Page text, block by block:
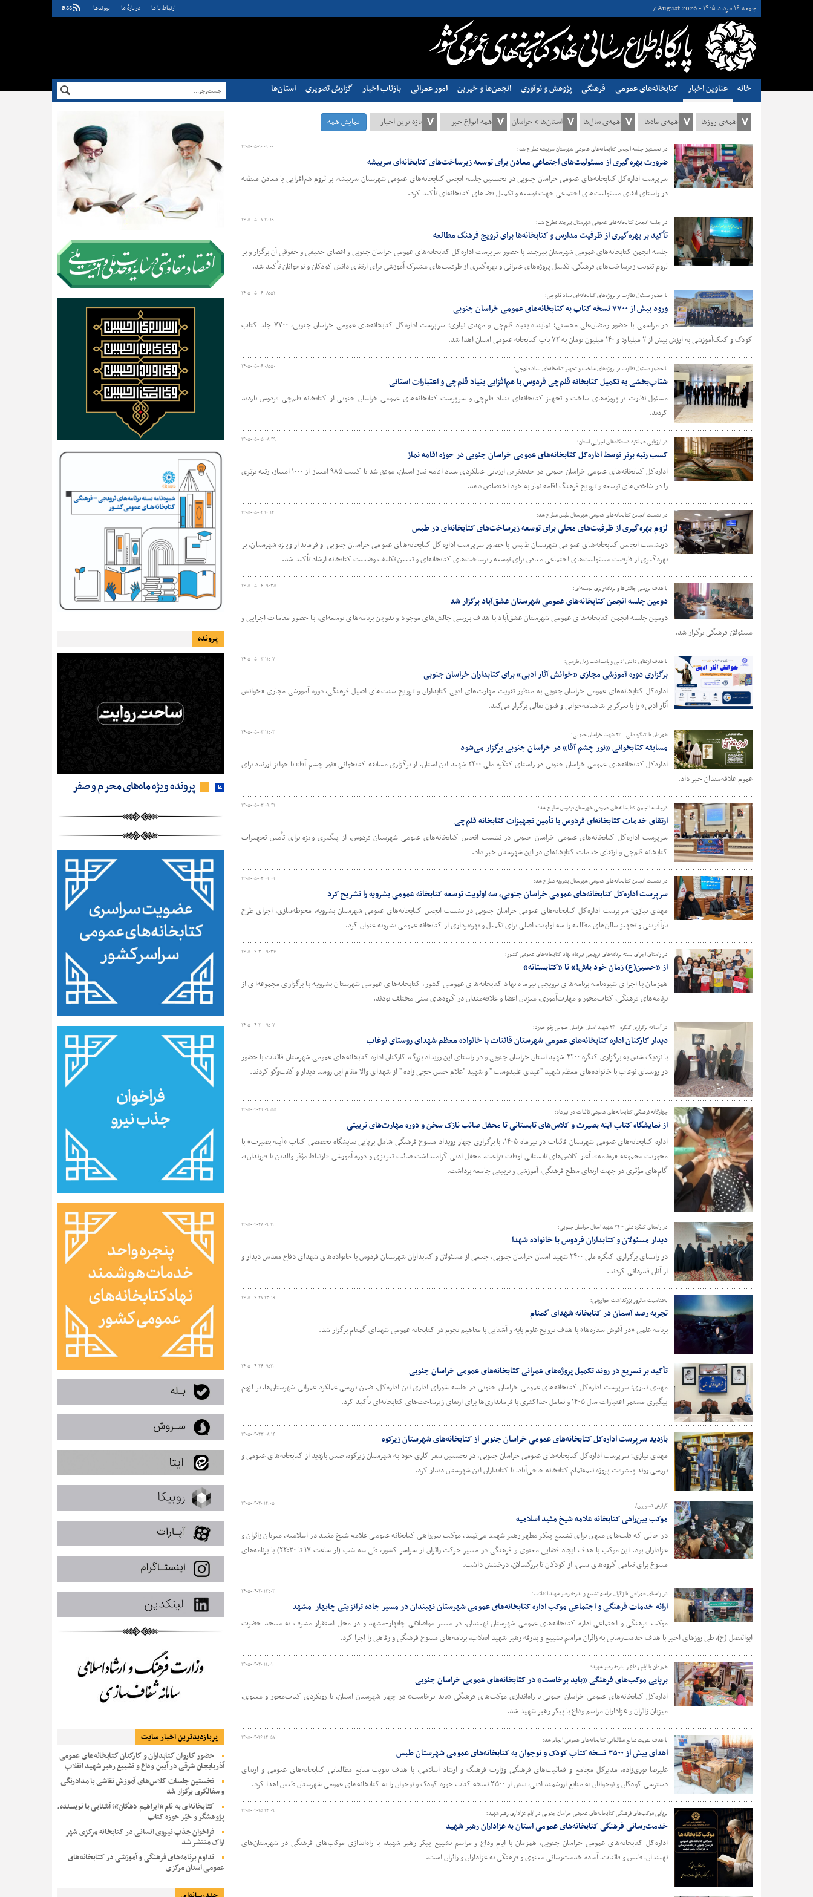
جمعه ۱۶ مرداد ۱۴۰۵ - 7 August 2026 ارتباط با ما دربارهٔ ما پيوندها RSS
خانه عناوین اخبار کتابخانه‌های عمومی فرهنگی پژوهش و نوآوری انجمن‌ها و خیرین امور عمرانی بازتاب اخبار گزارش تصویری استان‌ها
نمایش همه
۱۴۰۵-۰۵-۱۰ ۰۹:۰۰ در نخستین جلسه انجمن کتابخانه‌های عمومی شهرستان سربیشه مطرح شد؛
ضرورت بهره‌گیری از مسئولیت‌های اجتماعی معادن برای توسعه زیرساخت‌های کتابخانه‌ای سربیشه
سرپرست اداره‌کل کتابخانه‌های عمومی خراسان جنوبی در نخستین جلسه انجمن کتابخانه‌های عمومی شهرستان سربیشه، بر لزوم هم‌افزایی با معادن منطقه
در راستای ایفای مسئولیت‌های اجتماعی جهت توسعه و تکمیل فضاهای کتابخانه‌ای تأکید کرد.
۱۴۰۵-۰۵-۰۷ ۱۱:۱۹ در جلسه انجمن کتابخانه‌های عمومی شهرستان بیرجند مطرح شد؛
تأکید بر بهره‌گیری از ظرفیت مدارس و کتابخانه‌ها برای ترویج فرهنگ مطالعه
جلسه انجمن کتابخانه‌های عمومی شهرستان بیرجند با حضور سرپرست اداره‌کل کتابخانه‌های عمومی خراسان جنوبی و اعضای حقیقی و حقوقی آن برگزار و بر
لزوم تقویت زیرساخت‌های فرهنگی، تکمیل پروژه‌های عمرانی و بهره‌گیری از ظرفیت‌های مشترک آموزشی برای ارتقای دانش کودکان و نوجوانان تأکید شد.
۱۴۰۵-۰۵-۰۶ ۰۸:۵۱ با حضور مسئول نظارت بر پروژه‌های کتابخانه‌ای بنیاد قلم‌چی؛
ورود بیش از ۷۷۰۰ نسخه کتاب به کتابخانه‌های عمومی خراسان جنوبی
در مراسمی با حضور رمضان‌علی محسنی؛ نماینده بنیاد قلم‌چی و مهدی نیازی؛ سرپرست اداره‌کل کتابخانه‌های عمومی خراسان جنوبی، ۷۷۰۰ جلد کتاب
کودک و کمک‌آموزشی به ارزش بیش از ۲ میلیارد و ۱۴۰ میلیون تومان به ۷۲ باب کتابخانه عمومی استان اهدا شد.
۱۴۰۵-۰۵-۰۶ ۰۸:۵۰ با حضور مسئول نظارت بر پروژه‌های ساخت و تجهیز کتابخانه‌ای بنیاد قلم‌چی؛
شتاب‌بخشی به تکمیل کتابخانه قلم‌چی فردوس با هم‌افزایی بنیاد قلم‌چی و اعتبارات استانی
مسئول نظارت بر پروژه‌های ساخت و تجهیز کتابخانه‌ای بنیاد قلم‌چی و سرپرست کتابخانه‌های عمومی خراسان جنوبی از کتابخانه قلم‌چی فردوس بازدید
کردند.
۱۴۰۵-۰۵-۰۵ ۰۸:۴۹ در ارزیابی عملکرد دستگاه‌های اجرایی استان؛
کسب رتبه برتر توسط اداره‌کل کتابخانه‌های عمومی خراسان جنوبی در حوزه اقامه نماز
اداره‌کل کتابخانه‌های عمومی خراسان جنوبی در جدیدترین ارزیابی عملکردی ستاد اقامه نماز استان، موفق شد با کسب ۹۸۵ امتیاز از ۱۰۰۰ امتیاز، رتبه برتری
را در شاخص‌های توسعه و ترویج فرهنگ اقامه نماز به خود اختصاص دهد.
۱۴۰۵-۰۵-۰۴ ۱۰:۱۴ در نشست انجمن کتابخانه‌های عمومی شهرستان طبس مطرح شد؛
لزوم بهره‌گیری از ظرفیت‌های محلی برای توسعه زیرساخت‌های کتابخانه‌ای در طبس
درنشست انجمن کتابخانه‌های عمومی شهرستان طبس با حضور سرپرست اداره‌کل کتابخانه‌های عمومی خراسان جنوبی و فرماندار ویژه شهرستان، بر
بهره‌گیری از ظرفیت مسئولیت‌های اجتماعی معادن برای توسعه زیرساخت‌های کتابخانه‌ای و تعیین تکلیف وضعیت کتابخانه ارشاد تأکید شد.
۱۴۰۵-۰۵-۰۴ ۰۹:۳۵ با هدف بررسی چالش‌ها و برنامه‌ریزی توسعه‌ای؛
دومین جلسه انجمن کتابخانه‌های عمومی شهرستان عشق‌آباد برگزار شد
دومین جلسه انجمن کتابخانه‌های عمومی شهرستان عشق‌آباد با هدف بررسی چالش‌های موجود و تدوین برنامه‌های توسعه‌ای، با حضور مقامات اجرایی و
مسئولان فرهنگی برگزار شد.
۱۴۰۵-۰۵-۰۳ ۱۱:۰۷ با هدف ارتقای دانش ادبی و پاسداشت زبان فارسی؛
برگزاری دوره آموزشی مجازی «خوانش آثار ادبی» برای کتابداران خراسان جنوبی
اداره‌کل کتابخانه‌های عمومی خراسان جنوبی به منظور تقویت مهارت‌های ادبی کتابداران و ترویج سنت‌های اصیل فرهنگی، دوره آموزشی مجازی «خوانش
آثار ادبی» را با تمرکز بر شاهنامه‌خوانی و فنون نقالی برگزار می‌کند.
۱۴۰۵-۰۵-۰۳ ۱۱:۰۳ همزمان با کنگره ملی ۲۴۰۰ شهید خراسان جنوبی؛
مسابقه کتابخوانی «نور چشم آقا» در خراسان جنوبی برگزار می‌شود
اداره‌کل کتابخانه‌های عمومی خراسان جنوبی در راستای کنگره ملی ۲۴۰۰ شهید این استان، از برگزاری مسابقه کتابخوانی «نور چشم آقا» با جوایز ارزنده برای
عموم علاقه‌مندان خبر داد.
۱۴۰۵-۰۵-۰۳ ۰۹:۴۱ درجلسه انجمن کتابخانه‌های عمومی شهرستان فردوس مطرح شد؛
ارتقای خدمات کتابخانه‌ای فردوس با تأمین تجهیزات کتابخانه قلم‌چی
سرپرست اداره‌کل کتابخانه‌های عمومی خراسان جنوبی در نشست انجمن کتابخانه‌های عمومی شهرستان فردوس، از پیگیری ویژه برای تأمین تجهیزات
کتابخانه قلم‌چی و ارتقای خدمات کتابخانه‌ای در این شهرستان خبر داد.
۱۴۰۵-۰۵-۰۳ ۰۹:۰۹ در نشست انجمن کتابخانه‌های عمومی شهرستان بشرویه مطرح شد؛
سرپرست اداره‌کل کتابخانه‌های عمومی خراسان جنوبی، سه اولویت توسعه کتابخانه عمومی بشرویه را تشریح کرد
مهدی نیازی؛ سرپرست اداره‌کل کتابخانه‌های عمومی خراسان جنوبی در نشست انجمن کتابخانه‌های عمومی شهرستان بشرویه، محوطه‌سازی، اجرای طرح
بازآفرینی و تجهیز سالن‌های مطالعه را سه اولویت اصلی برای تکمیل و بهره‌برداری از کتابخانه عمومی بشرویه عنوان کرد.
۱۴۰۵-۰۴-۳۰ ۰۹:۳۶ در راستای اجرای بسته برنامه‌های ترویجی تیرماه نهاد کتابخانه‌های عمومی کشور؛
از «حسین(ع) زمان خود باش!» تا «کتابستانه»
همزمان با اجرای شیوه‌نامه برنامه‌های ترویجی تیرماه نهاد کتابخانه‌های عمومی کشور، کتابخانه‌های عمومی شهرستان بشرویه با برگزاری مجموعه‌ای از
برنامه‌های فرهنگی، کتاب‌محور و مهارت‌آموزی، میزبان اعضا و علاقه‌مندان در گروه‌های سنی مختلف بودند.
۱۴۰۵-۰۴-۳۰ ۰۹:۰۷ در آستانه برگزاری کنگره ۲۴۰۰ شهید استان خراسان جنوبی رقم خورد؛
دیدار کارکنان اداره کتابخانه‌های عمومی شهرستان قائنات با خانواده معظم شهدای روستای نوغاب
با نزدیک شدن به برگزاری کنگره ۲۴۰۰ شهید استان خراسان جنوبی و در راستای این رویداد بزرگ، کارکنان اداره کتابخانه‌های عمومی شهرستان قائنات با حضور
در روستای نوغاب با خانواده‌های معظم شهید "عیدی علیدوست " و شهید "غلام حسن حجی زاده " از شهدای والا مقام این روستا دیدار و گفت‌وگو کردند.
۱۴۰۵-۰۴-۲۹ ۰۹:۵۵ چهارگانه فرهنگی کتابخانه‌های عمومی قائنات در تیرماه؛
از نمایشگاه کتاب آینه بصیرت و کلاس‌های تابستانی تا محفل صائب نازک سخن و دوره مهارت‌های تربیتی
اداره کتابخانه‌های عمومی شهرستان قائنات در تیرماه ۱۴۰۵، با برگزاری چهار رویداد متنوع فرهنگی شامل برپایی نمایشگاه تخصصی کتاب «آینه بصیرت» با
محوریت مجموعه «ره‌نامه»، آغاز کلاس‌های تابستانی اوقات فراغت، محفل ادبی گرامیداشت صائب تبریزی و دوره آموزشی «ارتباط مؤثر والدین با فرزندان»،
گام‌های مؤثری در جهت ارتقای سطح فرهنگی، آموزشی و تربیتی جامعه برداشت.
۱۴۰۵-۰۴-۲۸ ۰۹:۱۱ در راستای کنگره ملی ۲۴۰۰ شهید استان خراسان جنوبی؛
دیدار مسئولان و کتابداران فردوس با خانواده شهدا
در راستای برگزاری کنگره ملی ۲۴۰۰ شهید استان خراسان جنوبی، جمعی از مسئولان و کتابداران شهرستان فردوس با خانواده‌های شهدای دفاع مقدس دیدار و
از آنان قدردانی کردند.
۱۴۰۵-۰۴-۲۷ ۱۳:۱۹ به‌مناسبت سالروز بزرگداشت خوارزمی؛
تجربه رصد آسمان در کتابخانه شهدای گمنام
برنامه علمی «در آغوش ستاره‌ها» با هدف ترویج علوم پایه و آشنایی با مفاهیم نجوم در کتابخانه عمومی شهدای گمنام برگزار شد.
۱۴۰۵-۰۴-۲۴ ۰۹:۱۱ تأکید بر تسریع در روند تکمیل پروژه‌های عمرانی کتابخانه‌های عمومی خراسان جنوبی
مهدی نیازی؛ سرپرست اداره‌کل کتابخانه‌های عمومی خراسان جنوبی در جلسه شورای اداری این اداره‌کل، ضمن بررسی عملکرد عمرانی شهرستان‌ها، بر لزوم
پیگیری مستمر اعتبارات سال ۱۴۰۵ و تعامل حداکثری با فرمانداری‌ها برای ارتقای زیرساخت‌های کتابخانه‌ای تأکید کرد.
۱۴۰۵-۰۴-۲۳ ۰۸:۱۴ بازدید سرپرست اداره‌کل کتابخانه‌های عمومی خراسان جنوبی از کتابخانه‌های شهرستان زیرکوه
مهدی نیازی؛ سرپرست اداره‌کل کتابخانه‌های عمومی خراسان جنوبی، در نخستین سفر کاری خود به شهرستان زیرکوه، ضمن بازدید از کتابخانه‌های عمومی و
بررسی روند پیشرفت پروژه نیمه‌تمام کتابخانه حاجی‌آباد، با کتابداران این شهرستان دیدار کرد.
۱۴۰۵-۰۴-۲۰ ۱۴:۰۵ گزارش تصویری/
موکب بین‌راهی کتابخانه علامه شیخ مفید اسلامیه
در حالی که قلب‌های میهن برای تشییع پیکر مطهر رهبر شهید می‌تپید، موکب بین‌راهی کتابخانه عمومی علامه شیخ مفید در اسلامیه، میزبان زائران و
عزاداران بود. این موکب با هدف ایجاد فضایی معنوی و فرهنگی در مسیر حرکت زائران از سراسر کشور، طی سه شب (از ساعت ۱۷ تا ۲۲:۳۰) با برنامه‌های
متنوع برای تمامی گروه‌های سنی، از کودکان تا بزرگسالان، درخشش داشت.
۱۴۰۵-۰۴-۲۰ ۱۳:۰۳ در راستای همراهی با زائران مراسم تشییع و بدرقه رهبر شهید انقلاب؛
ارائه خدمات فرهنگی و اجتماعی موکب اداره کتابخانه‌های عمومی شهرستان نهبندان در مسیر جاده ترانزیتی چابهار-مشهد
موکب فرهنگی و اجتماعی اداره کتابخانه‌های عمومی شهرستان نهبندان، در مسیر مواصلاتی چابهار-مشهد و در محل استقرار مشرف به مسجد حضرت
ابوالفضل (ع)، طی روزهای اخیر با هدف خدمت‌رسانی به زائران مراسم تشییع و بدرقه رهبر شهید انقلاب، برنامه‌های متنوع فرهنگی و رفاهی را اجرا کرد.
۱۴۰۵-۰۴-۲۰ ۱۱:۰۱ همزمان با ایام وداع و بدرقه رهبر شهید؛
برپایی موکب‌های فرهنگی «باید برخاست» در کتابخانه‌های عمومی خراسان جنوبی
اداره‌کل کتابخانه‌های عمومی خراسان جنوبی با راه‌اندازی موکب‌های فرهنگی «باید برخاست» در چهار شهرستان استان، با رویکردی کتاب‌محور و معنوی،
میزبان زائران و عزاداران مراسم وداع با پیکر رهبر شهید شد.
۱۴۰۵-۰۴-۱۶ ۱۲:۵۷ با هدف تقویت منابع مطالعاتی کتابخانه‌های عمومی انجام شد؛
اهدای بیش از ۳۵۰۰ نسخه کتاب کودک و نوجوان به کتابخانه‌های عمومی شهرستان طبس
علیرضا نوری‌زاده، مدیرکل مجامع و فعالیت‌های فرهنگی وزارت فرهنگ و ارشاد اسلامی، با هدف تقویت منابع مطالعاتی کتابخانه‌های عمومی و ارتقای
دسترسی کودکان و نوجوانان به منابع ارزشمند ادبی، بیش از ۳۵۰۰ نسخه کتاب حوزه کودک و نوجوان را به کتابخانه‌های عمومی شهرستان طبس اهدا کرد.
۱۴۰۵-۰۴-۱۵ ۱۲:۰۹ برپایی موکب‌های فرهنگی کتابخانه‌های عمومی خراسان جنوبی در ایام عزاداری رهبر شهید؛
خدمت‌رسانی فرهنگی کتابخانه‌های عمومی استان به عزاداران رهبر شهید
اداره‌کل کتابخانه‌های عمومی خراسان جنوبی، همزمان با ایام وداع و مراسم تشییع پیکر رهبر شهید، با راه‌اندازی موکب‌های فرهنگی در شهرستان‌های
نهبندان، طبس و قائنات، آماده خدمت‌رسانی معنوی و فرهنگی به عزاداران و زائران است.
پرونده
پرونده ویژه ماه‌های محرم و صفر
پربازديدترين اخبار سایت
حضور کاروان کتابداران و کارکنان کتابخانه‌های عمومی
آذربایجان شرقی در آیین وداع و تشییع رهبر شهید انقلاب
نخستین جلسات کلاس‌های آموزش نقاشی با مدادرنگی
و سفالگری برگزار شد
کتابخانه‌ای به نام «ابراهیم دهگان»؛ آشنایی با نویسنده،
پژوهشگر و خیّر حوزه کتاب
فراخوان جذب نیروی انسانی در کتابخانه مرکزی شهر
اراک منتشر شد
تداوم برنامه‌های فرهنگی و آموزشی در کتابخانه‌های
عمومی استان مرکزی